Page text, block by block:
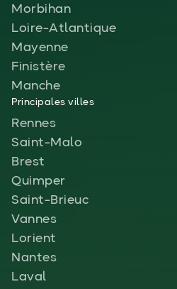
Morbihan
Loire-Atlantique
Mayenne
Finistère
Manche
Principales villes
Rennes
Saint-Malo
Brest
Quimper
Saint-Brieuc
Vannes
Lorient
Nantes
Laval